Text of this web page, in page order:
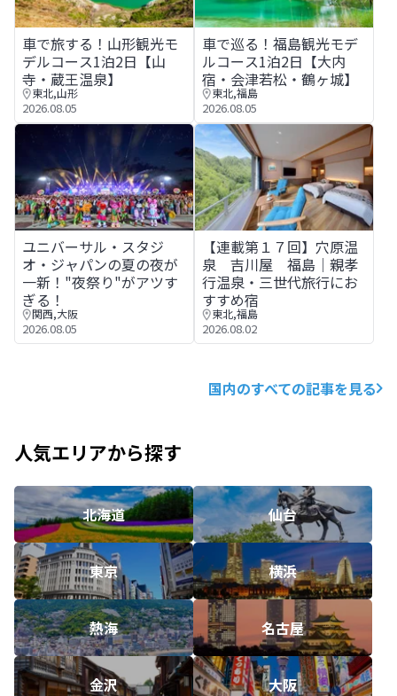
車で旅する！山形観光モデルコース1泊2日【山寺・蔵王温
車で旅する！山形観光モ
デルコース1泊2日【山
寺・蔵王温泉】
東北,山形
2026.08.05
車で巡る！福島観光モデルコ
車で巡る！福島観光モデ
ルコース1泊2日【大内
宿・会津若松・鶴ヶ城】
東北,福島
2026.08.05
ユニバーサル・スタジオ・ジャパンの夏の夜が一新！"夜
ユニバーサル・スタジ
オ・ジャパンの夏の夜が
一新！"夜祭り"がアツす
ぎる！
関西,大阪
2026.08.05
【連載第１７回】穴原温泉
【連載第１７回】穴原温
泉 吉川屋 福島│親孝
行温泉・三世代旅行にお
すすめ宿
東北,福島
2026.08.02
国内のすべての記事を見る
人気エリアから探す
北海道 仙台
東京 横浜
熱海 名古屋
金沢 大阪